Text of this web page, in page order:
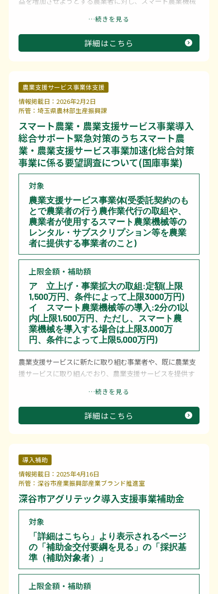
…続きを見る
詳細はこちら
農業支援サービス事業体支援
情報掲載日：2026年2月2日
所管：埼玉県農林部生産振興課
スマート農業・農業支援サービス事業導入
総合サポート緊急対策のうちスマート農
業・農業支援サービス事業加速化総合対策
事業に係る要望調査について(国庫事業)
対象
農業支援サービス事業体(受委託契約のも
とで農業者の行う農作業代行の取組や、
農業者が使用するスマート農業機械等の
レンタル・サブスクリプション等を農業
者に提供する事業者のこと)
上限金額・補助額
ア 立上げ・事業拡大の取組:定額(上限
1,500万円、条件によって上限3000万円)
イ スマート農業機械等の導入:2分の1以
内(上限1,500万円、ただし、スマート農
業機械を導入する場合は上限3,000万
円、条件によって上限5,000万円)
農業支援サービスに新たに取り組む事業者や、既に農業支
援サービスに取り組んでおり、農業支援サービスを提供す
標の達成に必要なニーズ調査、サービス提供の試行・改良
等のほか、スマート農業機械等の導入を支援します。
応募申請に当たり、事前に申請書類を国による公募で選定
…続きを見る
詳細はこちら
導入補助
情報掲載日：2025年4月16日
所管：深谷市産業振興部産業ブランド推進室
深谷市アグリテック導入支援事業補助金
対象
「詳細はこちら」より表示されるページ
の「補助金交付要綱を見る」の「採択基
準（補助対象者）」
上限金額・補助額